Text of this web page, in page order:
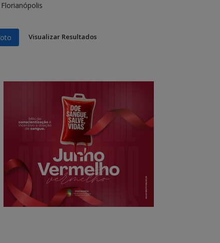
Florianópolis
Visualizar Resultados